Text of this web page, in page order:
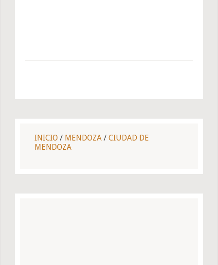
INICIO / MENDOZA / CIUDAD DE
MENDOZA